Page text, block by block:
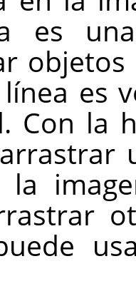
es
es
Con la